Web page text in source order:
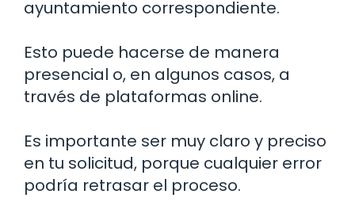
ayuntamiento correspondiente.
Esto puede hacerse de manera
presencial o, en algunos casos, a
través de plataformas online.
Es importante ser muy claro y preciso
en tu solicitud, porque cualquier error
podría retrasar el proceso.